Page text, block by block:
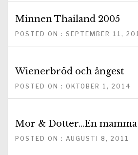
Minnen Thailand 2005
POSTED ON : SEPTEMBER 11,
Wienerbröd och ångest
POSTED ON : OKTOBER 1, 2014
Mor & Dotter…En mamma
POSTED ON : AUGUSTI 8, 2011